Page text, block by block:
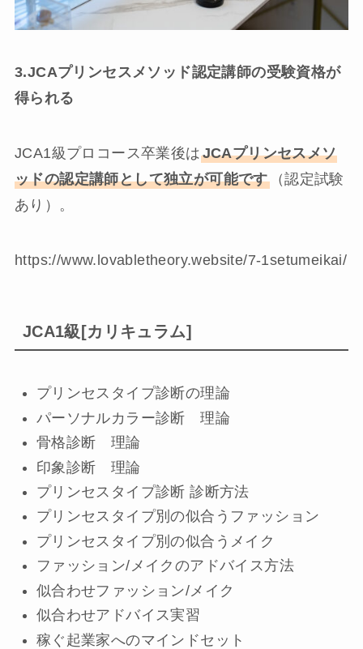
3.JCAプリンセスメソッド認定講師の受験資格が
得られる
JCA1級プロコース卒業後はJCAプリンセスメソ
ッドの認定講師として独立が可能です（認定試験
あり）。
https://www.lovabletheory.website/7-1setumeikai/
JCA1級[カリキュラム]
プリンセスタイプ診断の理論
パーソナルカラー診断 理論
骨格診断 理論
印象診断 理論
プリンセスタイプ診断 診断方法
プリンセスタイプ別の似合うファッション
プリンセスタイプ別の似合うメイク
ファッション/メイクのアドバイス方法
似合わせファッション/メイク
似合わせアドバイス実習
稼ぐ起業家へのマインドセット